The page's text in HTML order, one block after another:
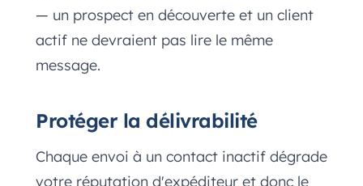
— un prospect en découverte et un client
actif ne devraient pas lire le même
message.
Protéger la délivrabilité
Chaque envoi à un contact inactif dégrade
votre réputation d'expéditeur et donc le